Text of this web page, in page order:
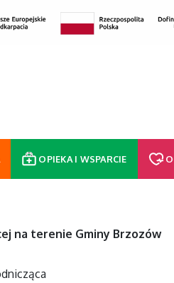
OPIEKA I WSPARCIE
na terenie Gminy Brzozów